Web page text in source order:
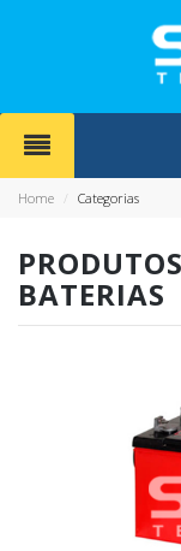
Home / Categorias
BATERIAS